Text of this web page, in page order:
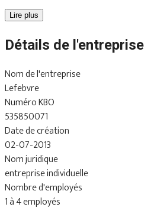
Lire plus
Détails de l'entreprise
Nom de l'entreprise
Lefebvre
Numéro KBO
535850071
Date de création
02-07-2013
Nom juridique
entreprise individuelle
Nombre d'employés
1 à 4 employés